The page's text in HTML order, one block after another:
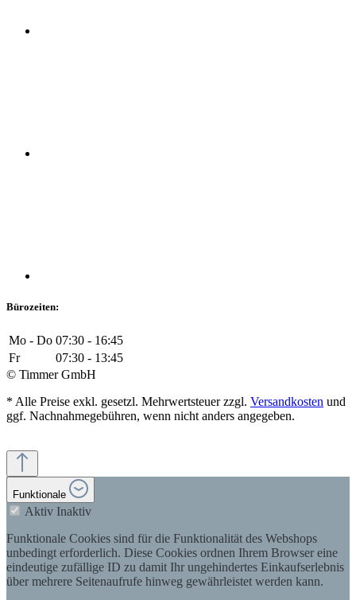
Bürozeiten:
Mo - Do 07:30 - 16:45
Fr
07:30 - 13:45
© Timmer GmbH
* Alle Preise exkl. gesetzl. Mehrwertsteuer zzgl. Versandkosten und
ggf. Nachnahmegebühren, wenn nicht anders angegeben.
Funktionale
Aktiv Inaktiv
Funktionale Cookies sind für die Funktionalität des Webshops
unbedingt erforderlich. Diese Cookies ordnen Ihrem Browser eine
eindeutige zufällige ID zu damit Ihr ungehindertes Einkaufserlebnis
über mehrere Seitenaufrufe hinweg gewährleistet werden kann.